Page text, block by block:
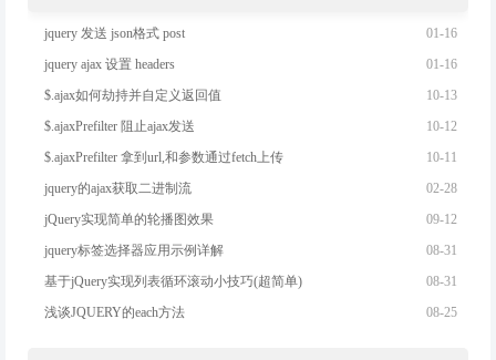
最新教程
jquery 发送 json格式 post 01-16
jquery ajax 设置 headers 01-16
$.ajax如何劫持并自定义返回值 10-13
$.ajaxPrefilter 阻止ajax发送 10-12
$.ajaxPrefilter 拿到url,和参数通过fetch上传 10-11
jquery的ajax获取二进制流 02-28
jQuery实现简单的轮播图效果 09-12
jquery标签选择器应用示例详解 08-31
基于jQuery实现列表循环滚动小技巧(超简单) 08-31
浅谈JQUERY的each方法 08-25